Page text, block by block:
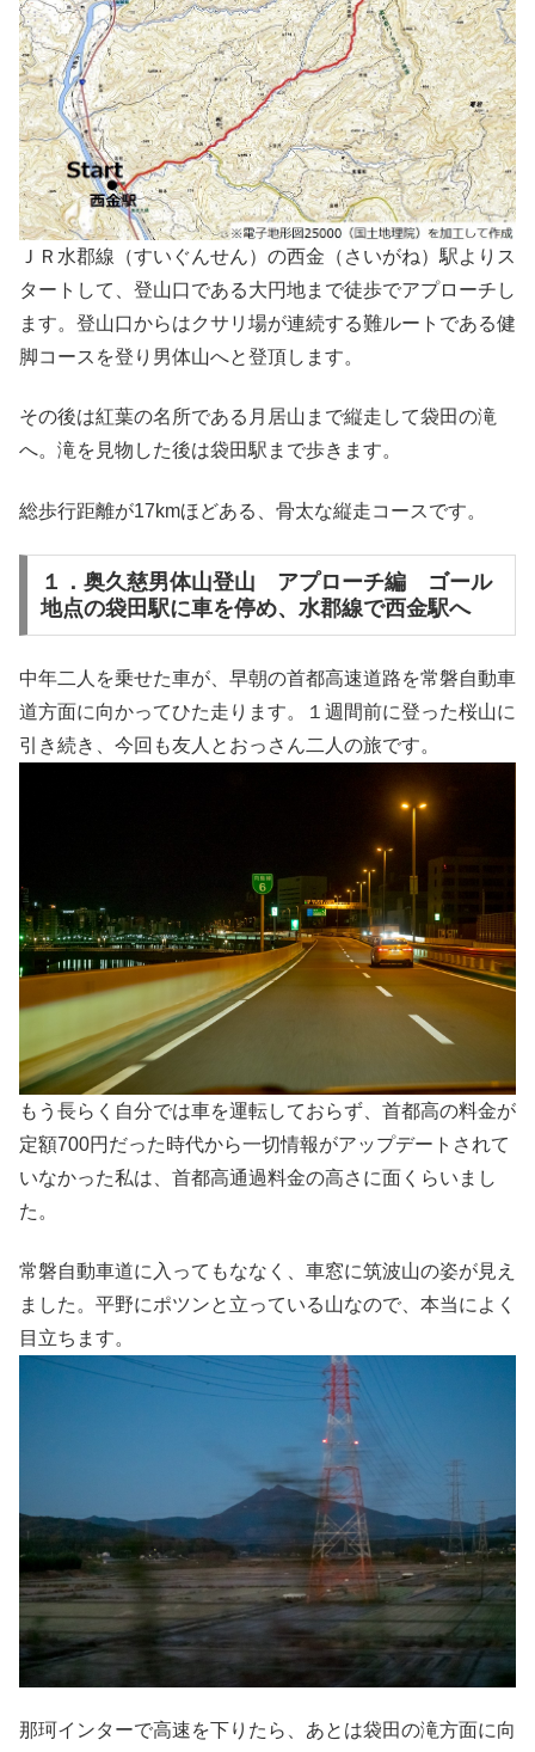
ＪＲ水郡線（すいぐんせん）の西金（さいがね）駅よりス
タートして、登山口である大円地まで徒歩でアプローチし
ます。登山口からはクサリ場が連続する難ルートである健
脚コースを登り男体山へと登頂します。
その後は紅葉の名所である月居山まで縦走して袋田の滝
へ。滝を見物した後は袋田駅まで歩きます。
総歩行距離が17kmほどある、骨太な縦走コースです。
１．奥久慈男体山登山 アプローチ編 ゴール
地点の袋田駅に車を停め、水郡線で西金駅へ
中年二人を乗せた車が、早朝の首都高速道路を常磐自動車
道方面に向かってひた走ります。１週間前に登った桜山に
引き続き、今回も友人とおっさん二人の旅です。
もう長らく自分では車を運転しておらず、首都高の料金が
定額700円だった時代から一切情報がアップデートされて
いなかった私は、首都高通過料金の高さに面くらいまし
た。
常磐自動車道に入ってもななく、車窓に筑波山の姿が見え
ました。平野にポツンと立っている山なので、本当によく
目立ちます。
那珂インターで高速を下りたら、あとは袋田の滝方面に向